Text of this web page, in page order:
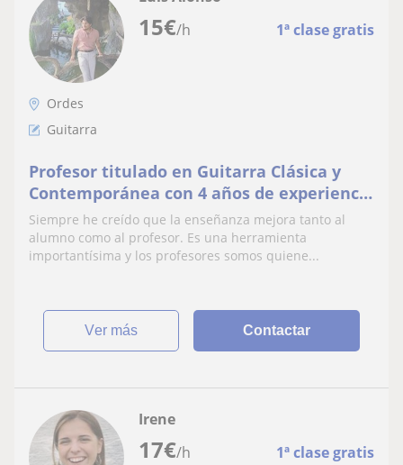
15€/h 1ª clase gratis
Ordes
Guitarra
Profesor titulado en Guitarra Clásica y
Contemporánea con 4 años de experiencia
en la docencia en diversas edades.
Siempre he creído que la enseñanza mejora tanto al
alumno como al profesor. Es una herramienta
importantísima y los profesores somos quiene...
ver más Contactar
17€/h 1ª clase gratis
Irene